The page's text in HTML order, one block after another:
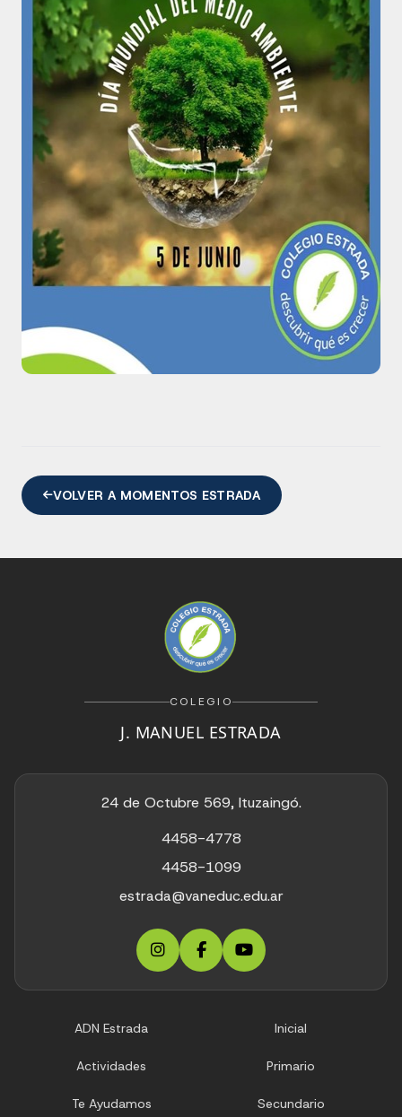
VOLVER A MOMENTOS ESTRADA
COLEGIO
J. MANUEL ESTRADA
24 de Octubre 569, Ituzaingó.
4458-4778
4458-1099
estrada@vaneduc.edu.ar
ADN Estrada Inicial
Actividades Primario
Te Ayudamos Secundario